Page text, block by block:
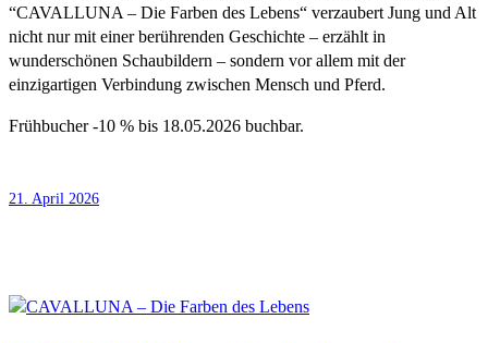
“CAVALLUNA – Die Farben des Lebens“ verzaubert Jung und Alt
nicht nur mit einer berührenden Geschichte – erzählt in
wunderschönen Schaubildern – sondern vor allem mit der
einzigartigen Verbindung zwischen Mensch und Pferd.
Frühbucher -10 % bis 18.05.2026 buchbar.
21. April 2026